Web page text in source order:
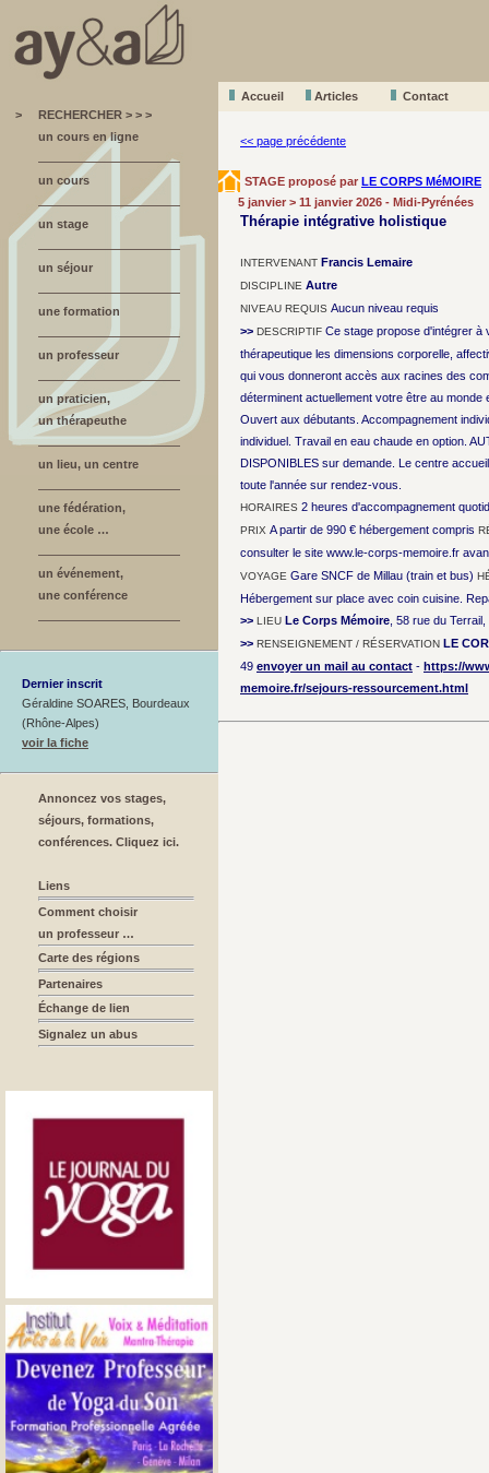
Accueil Articles
Contact
>
RECHERCHER > > >
un cours en ligne
un cours
un stage
un séjour
une formation
un professeur
un praticien,
un thérapeuthe
un lieu, un centre
une fédération,
une école …
un événement,
une conférence
Dernier inscrit
Géraldine SOARES, Bourdeaux
(Rhône-Alpes)
voir la fiche
Annoncez vos stages,
séjours, formations,
conférences. Cliquez ici.
Liens
Comment choisir
un professeur …
Carte des régions
Partenaires
Échange de lien
Signalez un abus
<< page précédente
STAGE proposé par LE CORPS MéMOIRE
5 janvier > 11 janvier 2026 - Midi-Pyrénées
Thérapie intégrative holistique
INTERVENANT Francis Lemaire
DISCIPLINE Autre
NIVEAU REQUIS Aucun niveau requis
>> DESCRIPTIF Ce stage propose d'intégrer à
thérapeutique les dimensions corporelle,
qui vous donneront accès aux racines des
déterminent actuellement votre être au monde
Ouvert aux débutants. Accompagnement
individuel. Travail en eau chaude en option.
DISPONIBLES sur demande. Le centre
toute l'année sur rendez-vous.
HORAIRES 2 heures d'accompagnement
PRIX A partir de 990 € hébergement compris
consulter le site www.le-corps-memoire.fr
VOYAGE Gare SNCF de Millau (train et bus)
Hébergement sur place avec coin cuisine.
>> LIEU Le Corps Mémoire , 58 rue du
>> RENSEIGNEMENT / RÉSERVATION LE
49 envoyer un mail au contact - https://
memoire.fr/sejours-ressourcement.html